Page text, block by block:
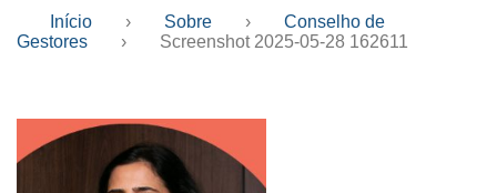
Início › Sobre ›
Conselho de
Gestores
› Screenshot 2025-05-28 162611